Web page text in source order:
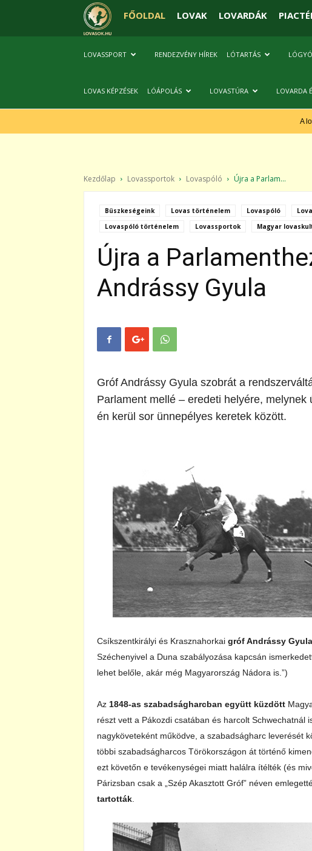
FŐOLDAL LOVAK LOVARDÁK
LOVASSPORT RENDEZVÉNY HÍREK LÓTARTÁS
LOVAS KÉPZÉSEK LÓÁPOLÁS LOVASTÚRA LOVARDA
A
Kezdőlap Lovassportok Lovaspóló Újra a Parlam...
Büszkeségeink Lovas történelem Lovaspóló
Lovaspóló történelem
Lovassportok Magyar
Újra a
Andrássy Gyula
Gróf Andrássy Gyula szobrát a
Parlament mellé – eredeti helyére,
én kerül sor ünnepélyes keretek között.
Csíkszentkirályi és Krasznahorkai gróf Andrássy Gyula
Széchenyivel a Duna szabályozása kapcsán
lehet belőle, akár még Magyarország Nádora is.”)
Az 1848-as szabadságharcban együtt küzdött
részt vett a Pákozdi csatában és harcolt Schwechatnál
nagyköveteként működve, a szabadságharc leverését
többi szabadságharcos Törökországon át történő
ezt követőn e tevékenységei miatt halálra ítélték (és
Párizsban csak a „Szép Akasztott Gróf” néven
tartották